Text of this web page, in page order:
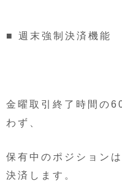
■ 週末強制決済機能
金曜取引終了時間の
わず、
保有中のポジション
決済します。